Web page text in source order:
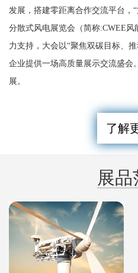
发展，搭建零距离合作交流平台，
分散式风电展览会（简称:CWEE
力支持，大会以“聚焦双碳目标、
企业提供一场高质量展示交流盛会
展。
了解
展品